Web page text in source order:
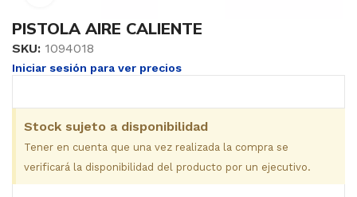
PISTOLA AIRE CALIENTE
SKU: 1094018
Iniciar sesión para ver precios
Stock sujeto a disponibilidad
Tener en cuenta que una vez realizada la compra se
verificará la disponibilidad del producto por un ejecutivo.